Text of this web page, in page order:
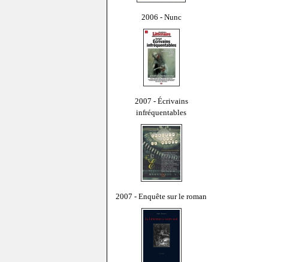
2006 - Nunc
2007 - Écrivains
infréquentables
2007 - Enquête sur le roman